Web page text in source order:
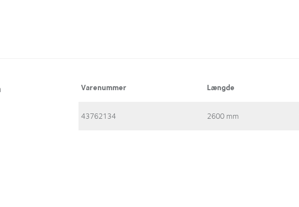
Varenummer Længde
43762134 2600 mm